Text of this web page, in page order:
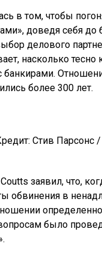
в том, чтобы
доведя себя до
делового
насколько тесно
банкирами.
более 300 лет.
Стив Парсонс /
заявил, что,
обвинения в
было